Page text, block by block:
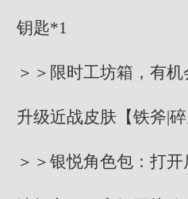
钥匙*1
＞＞限时工坊箱，有
升级近战皮肤【铁斧|碎
＞＞银悦角色包：打